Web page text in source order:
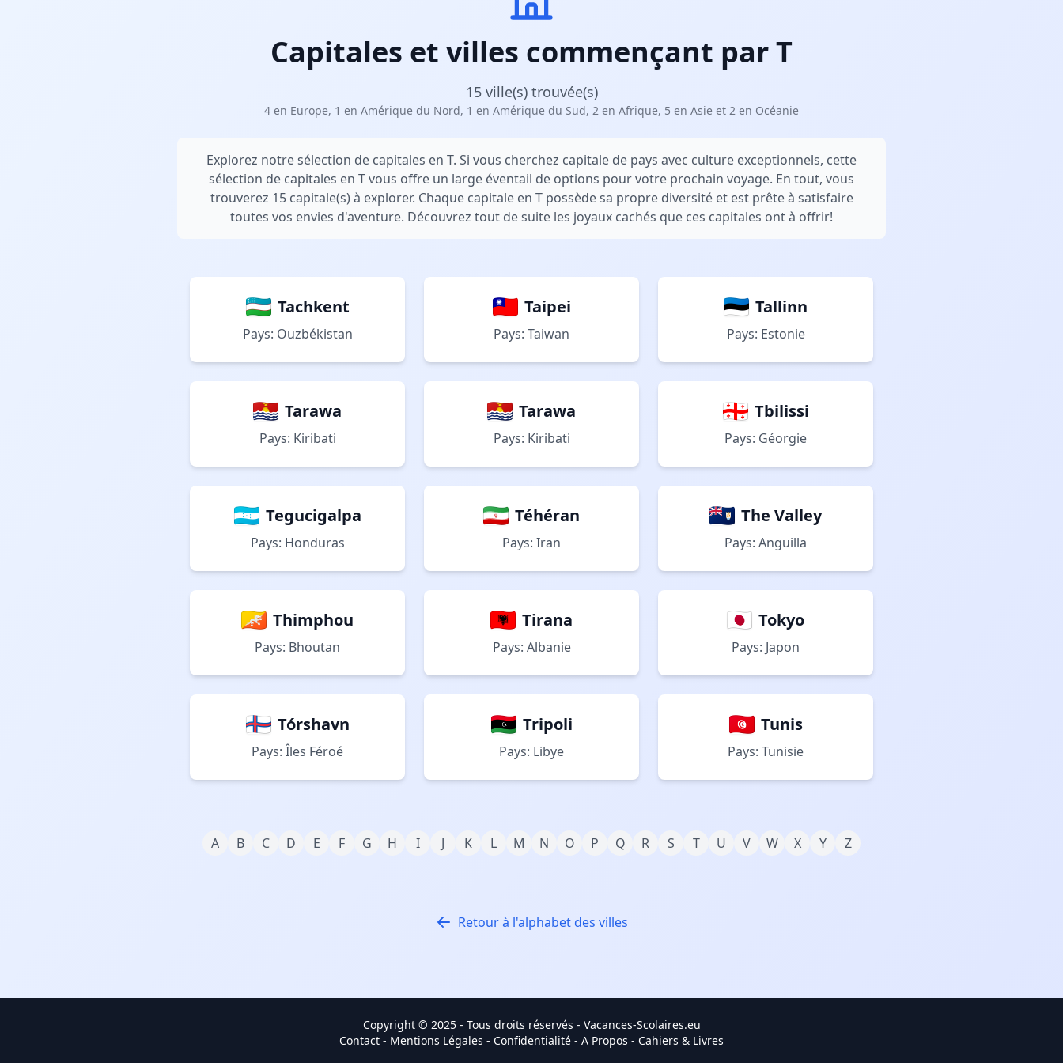
Capitales et villes commençant par T
15 ville(s) trouvée(s)
4 en Europe, 1 en Amérique du Nord, 1 en Amérique du Sud, 2 en Afrique, 5 en Asie et 2 en Océanie
Explorez notre sélection de capitales en T. Si vous cherchez capitale de pays avec culture exceptionnels, cette
sélection de capitales en T vous offre un large éventail de options pour votre prochain voyage. En tout, vous
trouverez 15 capitale(s) à explorer. Chaque capitale en T possède sa propre diversité et est prête à satisfaire
toutes vos envies d'aventure. Découvrez tout de suite les joyaux cachés que ces capitales ont à offrir!
Tachkent
Pays: Ouzbékistan
Taipei
Pays: Taiwan
Tallinn
Pays: Estonie
Tarawa
Pays: Kiribati
Tarawa
Pays: Kiribati
Tbilissi
Pays: Géorgie
Tegucigalpa
Pays: Honduras
Téhéran
Pays: Iran
The Valley
Pays: Anguilla
Thimphou
Pays: Bhoutan
Tirana
Pays: Albanie
Tokyo
Pays: Japon
Tórshavn
Pays: Îles Féroé
Tripoli
Pays: Libye
Tunis
Pays: Tunisie
A B C D E F G H I J K L M N O P Q R S T U V W X Y Z
Retour à l'alphabet des villes
Copyright © 2025 - Tous droits réservés - Vacances-Scolaires.eu
Contact - Mentions Légales - Confidentialité - A Propos - Cahiers & Livres